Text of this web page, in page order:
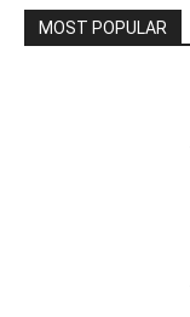
MOST POPULAR